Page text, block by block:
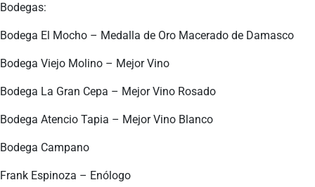
Bodegas:
Bodega El Mocho – Medalla de Oro Macerado de Damasco
Bodega Viejo Molino – Mejor Vino
Bodega La Gran Cepa – Mejor Vino Rosado
Bodega Atencio Tapia – Mejor Vino Blanco
Bodega Campano
Frank Espinoza – Enólogo